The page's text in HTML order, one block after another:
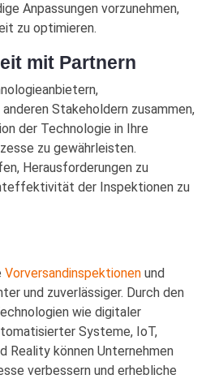
Anpassungen vorzunehmen,
zu optimieren.
mit Partnern
Stakeholdern zusammen,
der Technologie in Ihre
zu gewährleisten.
Herausforderungen zu
der Inspektionen zu
Vorversandinspektionen und
und zuverlässiger. Durch den
wie digitaler
Systeme, IoT,
Reality können Unternehmen
verbessern und erhebliche